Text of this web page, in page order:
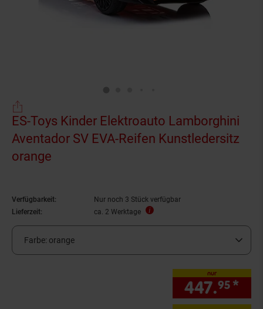
ES-Toys Kinder Elektroauto Lamborghini
Aventador SV EVA-Reifen Kunstledersitz
orange
Verfügbarkeit:
Nur noch 3 Stück verfügbar
Lieferzeit:
ca. 2 Werktage
Farbe: orange
nur
447.95 *